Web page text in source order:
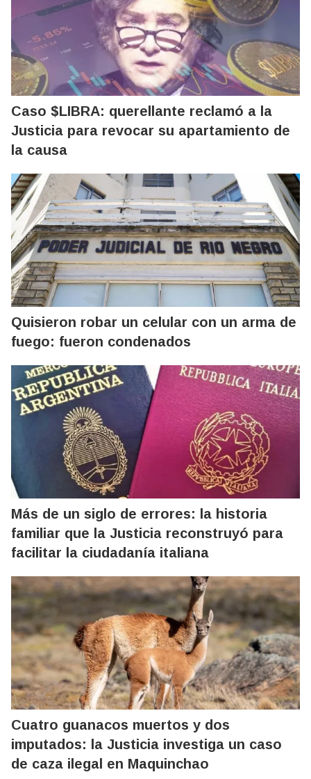
Caso $LIBRA: querellante reclamó a la
Justicia para revocar su apartamiento de
la causa
Quisieron robar un celular con un arma de
fuego: fueron condenados
Más de un siglo de errores: la historia
familiar que la Justicia reconstruyó para
facilitar la ciudadanía italiana
Cuatro guanacos muertos y dos
imputados: la Justicia investiga un caso
de caza ilegal en Maquinchao